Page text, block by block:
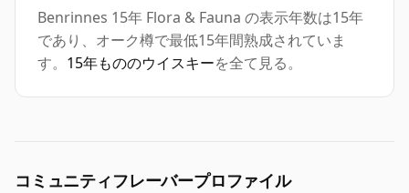
Benrinnes 15年 Flora & Fauna の表示年数は15年
であり、オーク樽で最低15年間熟成されていま
す。 15年もののウイスキーを全て見る。
コミュニティフレーバープロファイル